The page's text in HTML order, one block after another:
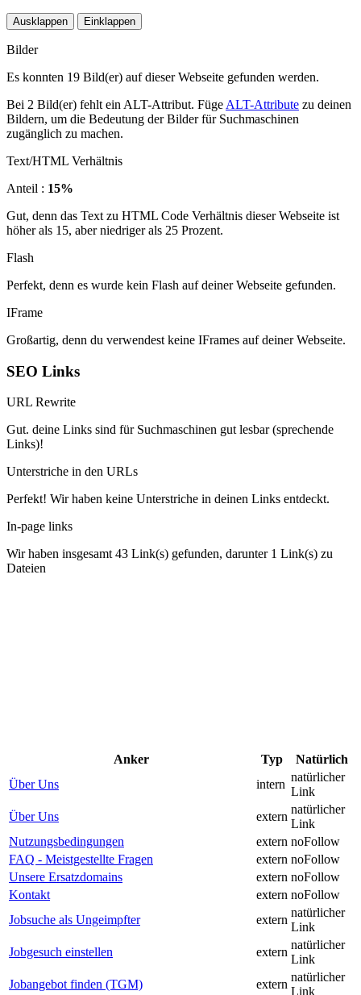
Ausklappen Einklappen
Bilder
Es konnten 19 Bild(er) auf dieser Webseite gefunden werden.
Bei 2 Bild(er) fehlt ein ALT-Attribut. Füge ALT-Attribute zu deinen
Bildern, um die Bedeutung der Bilder für Suchmaschinen
zugänglich zu machen.
Text/HTML Verhältnis
Anteil : 15%
Gut, denn das Text zu HTML Code Verhältnis dieser Webseite ist
höher als 15, aber niedriger als 25 Prozent.
Flash
Perfekt, denn es wurde kein Flash auf deiner Webseite gefunden.
IFrame
Großartig, denn du verwendest keine IFrames auf deiner Webseite.
SEO Links
URL Rewrite
Gut. deine Links sind für Suchmaschinen gut lesbar (sprechende
Links)!
Unterstriche in den URLs
Perfekt! Wir haben keine Unterstriche in deinen Links entdeckt.
In-page links
Wir haben insgesamt 43 Link(s) gefunden, darunter 1 Link(s) zu
Dateien
Anker Typ
Natürlich
Über Uns
intern
natürlicher
Link
Über Uns
extern
natürlicher
Link
Nutzungsbedingungen
extern noFollow
FAQ - Meistgestellte Fragen
extern noFollow
Unsere Ersatzdomains
extern noFollow
Kontakt
extern noFollow
Jobsuche als Ungeimpfter
extern
natürlicher
Link
Jobgesuch einstellen
extern
natürlicher
Link
Jobangebot finden (TGM)
extern
natürlicher
Link